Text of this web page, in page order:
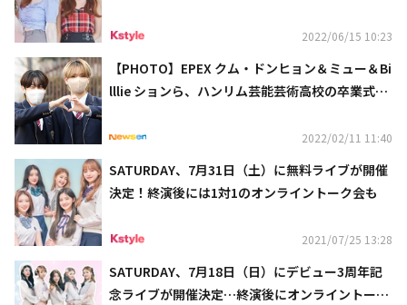
2022/06/15 10:23
【PHOTO】EPEX クム・ドンヒョン＆ミュー＆Bi
lllie ションら、ハンリム芸能芸術高校の卒業式に
2022/02/11 11:40
SATURDAY、7月31日（土）に無料ライブが開催
決定！終演後には1対1のオンライントーク会も
2021/07/25 13:28
SATURDAY、7月18日（日）にデビュー3周年記
念ライブが開催決定…終演後にオンライントーク